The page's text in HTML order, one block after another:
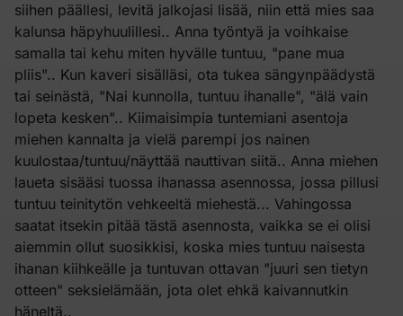
siihen päällesi, levitä jalkojasi lisää, niin että mies saa
kalunsa häpyhuulillesi.. Anna työntyä ja voihkaise
samalla tai kehu miten hyvälle tuntuu, "pane mua
pliis".. Kun kaveri sisälläsi, ota tukea sängynpäädystä
tai seinästä, "Nai kunnolla, tuntuu ihanalle", "älä vain
lopeta kesken".. Kiimaisimpia tuntemiani asentoja
miehen kannalta ja vielä parempi jos nainen
kuulostaa/tuntuu/näyttää nauttivan siitä.. Anna miehen
laueta sisääsi tuossa ihanassa asennossa, jossa pillusi
tuntuu teinitytön vehkeeltä miehestä... Vahingossa
saatat itsekin pitää tästä asennosta, vaikka se ei olisi
aiemmin ollut suosikkisi, koska mies tuntuu naisesta
ihanan kiihkeälle ja tuntuvan ottavan "juuri sen tietyn
otteen" seksielämään, jota olet ehkä kaivannutkin
häneltä..